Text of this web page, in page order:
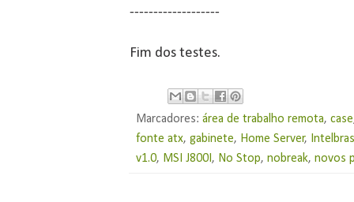
-------------------
Fim dos testes.
Marcadores:área de trabalho remota,case
fonte atx,gabinete, Home Server,
v1.0, MSI J800I, No Stop,nobreak,novos